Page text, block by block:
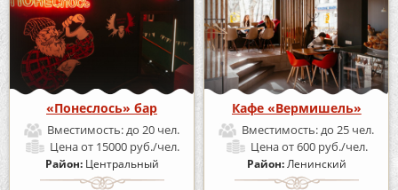
«Понеслось» бар
Вместимость: до 20 чел.
Ценаот 15000 руб./чел.
Район: Центральный
Кафе «Вермишель»
Вместимость: до 25 чел.
Ценаот 600 руб./чел.
Район:Ленинский